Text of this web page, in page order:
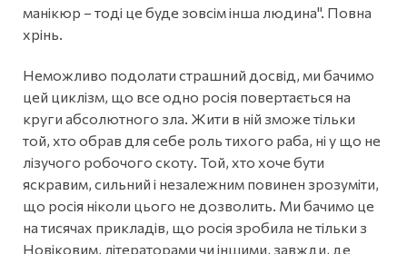
манікюр – тоді це буде зовсім інша людина". Повна
хрінь.
Неможливо подолати страшний досвід, ми бачимо
цей циклізм, що все одно росія повертається на
круги абсолютного зла. Жити в ній зможе тільки
той, хто обрав для себе роль тихого раба, ні у що не
лізучого робочого скоту. Той, хто хоче бути
яскравим, сильний і незалежним повинен зрозуміти,
що росія ніколи цього не дозволить. Ми бачимо це
на тисячах прикладів, що росія зробила не тільки з
Новіковим, літераторами чи іншими, завжди, де